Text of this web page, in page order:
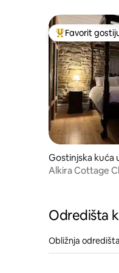
Glavni favorit
Favorit
Gostinjska kuća
singham
Alkira Cottage
Odredišta
Obližnja odredišta